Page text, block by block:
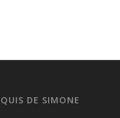
DE SIMONE